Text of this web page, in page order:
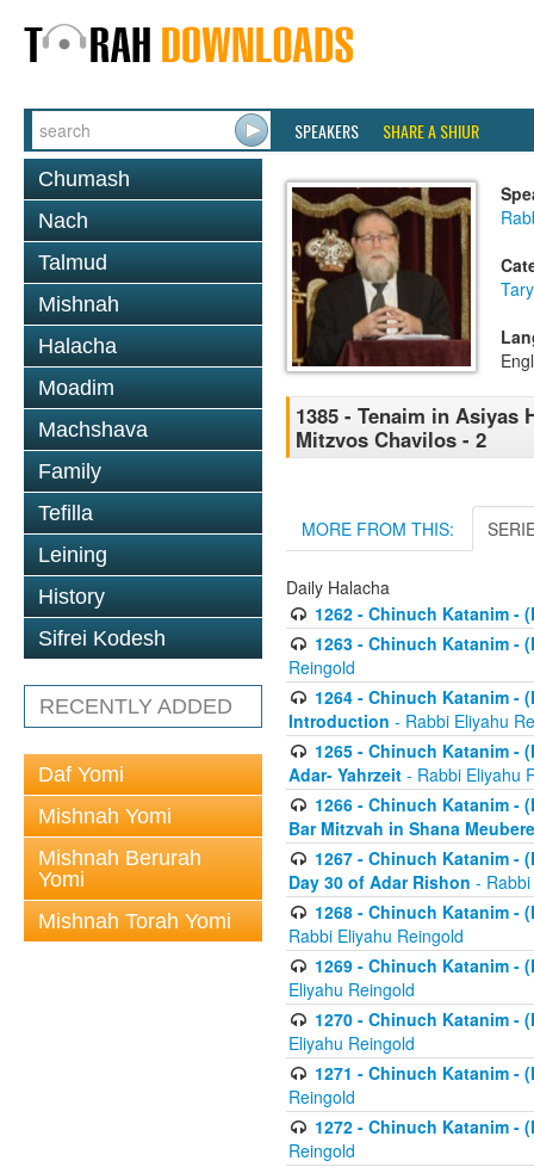
SPEAKERS SHARE A SHIUR
Chumash
Nach
Talmud
Mishnah
Halacha
Moadim
Machshava
Family
Tefilla
Leining
History
Sifrei Kodesh
RECENTLY ADDED
Daf Yomi
Mishnah Yomi
Mishnah Berurah
Yomi
Mishnah Torah Yomi
1385 - Tenaim in Asiyas
Mitzvos Chavilos - 2
MORE FROM THIS:
Daily Halacha
1262 - Chinuch Katanim -
1263 - Chinuch Katanim -
Reingold
1264 - Chinuch Katanim -
Introduction - Rabbi Eliyahu
1265 - Chinuch Katanim -
Adar- Yahrzeit - Rabbi Eliyahu
1266 - Chinuch Katanim -
Bar Mitzvah in Shana
1267 - Chinuch Katanim -
Day 30 of Adar Rishon -
1268 - Chinuch Katanim -
Rabbi Eliyahu Reingold
1269 - Chinuch Katanim -
Eliyahu Reingold
1270 - Chinuch Katanim -
Eliyahu Reingold
1271 - Chinuch Katanim -
Reingold
1272 - Chinuch Katanim -
Reingold